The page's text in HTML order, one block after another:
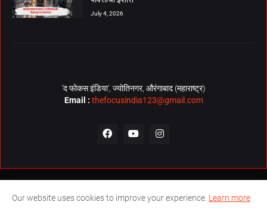
July 4, 2026
‘द फोकस इंडिया’, ज्योतिनगर, औरंगाबाद (महाराष्ट्र)
Email : thefocusindia123@gmail.com
About Us Contact Us The Focus India Policy
Our website uses cookies to improve your experience. Learn more